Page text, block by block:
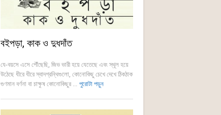
বইপড়া, কাক ও দুধদাঁত
যে-বয়সে এসে পৌঁছেছি, জিভ ভারী হয়ে যেতেছে এবং স্থূল হয়ে
উঠেছে ধীরে ধীরে স্বাদগ্রন্থিগুলো, কোনোকিছু চেখে দেখে ঠিকঠাক
গুণমান বর্ণনা বা চাক্ষুষ কোনোকিছুর ... পুরোটা পড়ুন